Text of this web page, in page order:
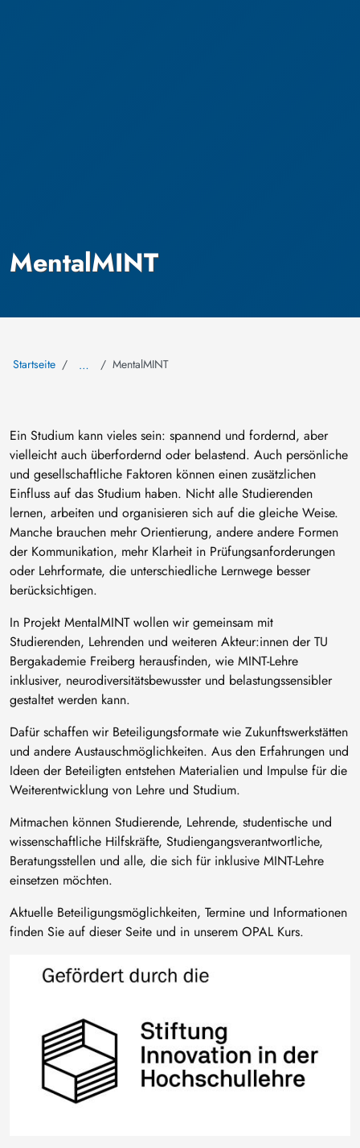
MentalMINT
Startseite … MentalMINT
Ein Studium kann vieles sein: spannend und fordernd, aber
vielleicht auch überfordernd oder belastend. Auch persönliche
und gesellschaftliche Faktoren können einen zusätzlichen
Einfluss auf das Studium haben. Nicht alle Studierenden
lernen, arbeiten und organisieren sich auf die gleiche Weise.
Manche brauchen mehr Orientierung, andere andere Formen
der Kommunikation, mehr Klarheit in Prüfungsanforderungen
oder Lehrformate, die unterschiedliche Lernwege besser
berücksichtigen.
In Projekt MentalMINT wollen wir gemeinsam mit
Studierenden, Lehrenden und weiteren Akteur:innen der TU
Bergakademie Freiberg herausfinden, wie MINT-Lehre
inklusiver, neurodiversitätsbewusster und belastungssensibler
gestaltet werden kann.
Dafür schaffen wir Beteiligungsformate wie Zukunftswerkstätten
und andere Austauschmöglichkeiten. Aus den Erfahrungen und
Ideen der Beteiligten entstehen Materialien und Impulse für die
Weiterentwicklung von Lehre und Studium.
Mitmachen können Studierende, Lehrende, studentische und
wissenschaftliche Hilfskräfte, Studiengangsverantwortliche,
Beratungsstellen und alle, die sich für inklusive MINT-Lehre
einsetzen möchten.
Aktuelle Beteiligungsmöglichkeiten, Termine und Informationen
finden Sie auf dieser Seite und in unserem OPAL Kurs.